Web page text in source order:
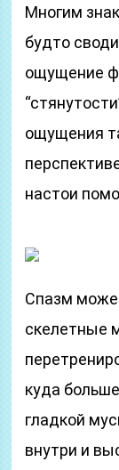
Многим
будто
ощущение
ощущения
настои
Спазм
скелетные
куда
гладкой
внутри и